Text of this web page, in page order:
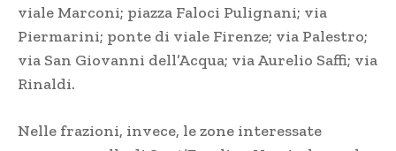
viale Marconi; piazza Faloci Pulignani; via
Piermarini; ponte di viale Firenze; via Palestro;
via San Giovanni dell’Acqua; via Aurelio Saffi; via
Rinaldi.
Nelle frazioni, invece, le zone interessate